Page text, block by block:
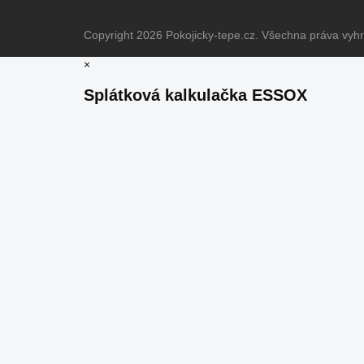
Copyright 2026 Pokojicky-tepe.cz. Všechna práva
×
Splátková kalkulačka ESSOX